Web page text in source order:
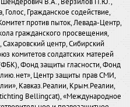
Голос, Гражданское содействие,
против пыток, Левада-Центр,
гражданского просвещения,
центр, Сибирский
комитетов солдатских матерей
Фонд защиты гласности, Фонд
Центр защиты прав СМИ,
Кавказ.Реалии, Крым.Реалии,
Bellingcat), «Международное